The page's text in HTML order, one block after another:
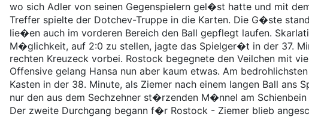
wo sich Adler von seinen Gegenspielern gel�st hatte und mit
Treffer spielte der Dotchev-Truppe in die Karten. Die G�ste
lie�en auch im vorderen Bereich den Ball gepflegt laufen.
M�glichkeit, auf 2:0 zu stellen, jagte das Spielger�t in der 37.
rechten Kreuzeck vorbei. Rostock begegnete den Veilchen mit
Offensive gelang Hansa nun aber kaum etwas. Am
Kasten in der 38. Minute, als Ziemer nach einem langen Ball ans
nur den aus dem Sechzehner st�rzenden M�nnel am Schienbein
Der zweite Durchgang begann f�r Rostock - Ziemer blieb